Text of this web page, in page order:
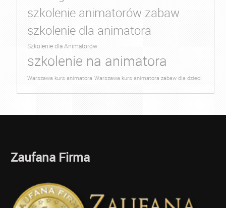
szkolenie animatorów zabaw
szkolenie dla animatora
Szkolenie dla Animatorów
szkolenie na animatora
Warszawa kurs animatora Warszawa kurs animatora zabaw dla dzieci
Zaufana Firma